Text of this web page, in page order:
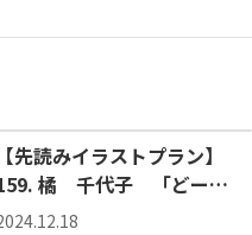
🎁🎁
【先読みイラストプラン】
橘 千代子 「どー
？」